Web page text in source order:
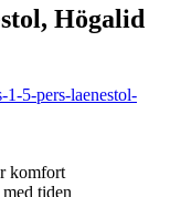
Högalid
5-pers-laenestol-
komfort
tiden